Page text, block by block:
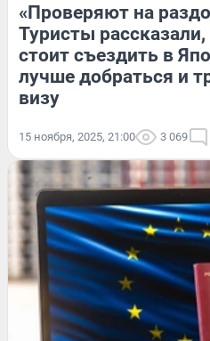
«Проверяют на
Туристы
стоит съездить в
лучше добраться и
визу
15 ноября, 2025, 21:00 3 069